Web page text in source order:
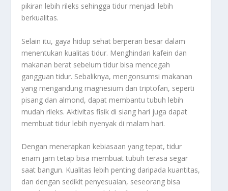
pikiran lebih rileks sehingga tidur menjadi lebih
berkualitas.
Selain itu, gaya hidup sehat berperan besar dalam
menentukan kualitas tidur. Menghindari kafein dan
makanan berat sebelum tidur bisa mencegah
gangguan tidur. Sebaliknya, mengonsumsi makanan
yang mengandung magnesium dan triptofan, seperti
pisang dan almond, dapat membantu tubuh lebih
mudah rileks. Aktivitas fisik di siang hari juga dapat
membuat tidur lebih nyenyak di malam hari.
Dengan menerapkan kebiasaan yang tepat, tidur
enam jam tetap bisa membuat tubuh terasa segar
saat bangun. Kualitas lebih penting daripada kuantitas,
dan dengan sedikit penyesuaian, seseorang bisa